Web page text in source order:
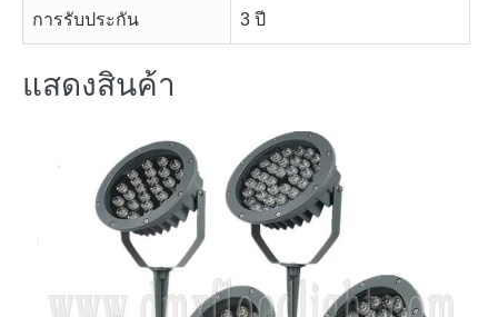
การรับประกัน 3 ปี
แสดงสินค้า